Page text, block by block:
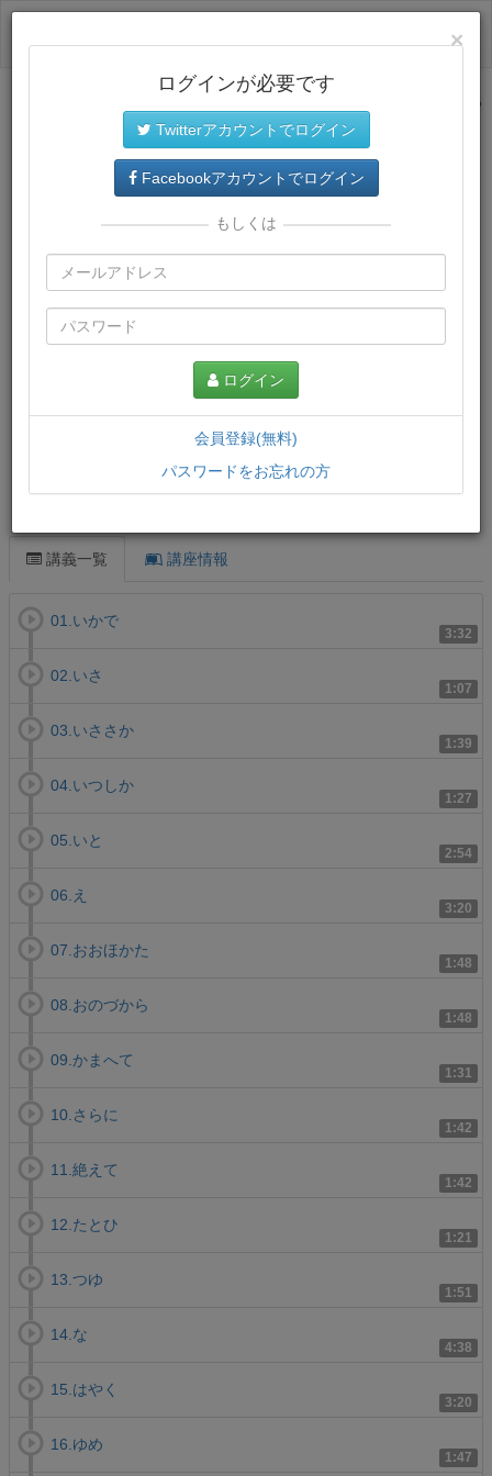
サイトトップに戻る
プレミアム会員では、教材がダウンロードでき、快適な動画
再生環境が提供されます。
講義一覧 講座情報
3:32
01.いかで
1:07
02.いさ
1:39
03.いささか
1:27
04.いつしか
2:54
05.いと
3:20
06.え
1:48
07.おおほかた
1:48
08.おのづから
1:31
09.かまへて
1:42
10.さらに
1:42
11.絶えて
1:21
12.たとひ
1:51
13.つゆ
4:38
14.な
3:20
15.はやく
1:47
16.ゆめ
×
ログインが必要です
Twitterアカウントでログイン
Facebookアカウントでログイン
もしくは
ログイン
会員登録(無料)
パスワードをお忘れの方